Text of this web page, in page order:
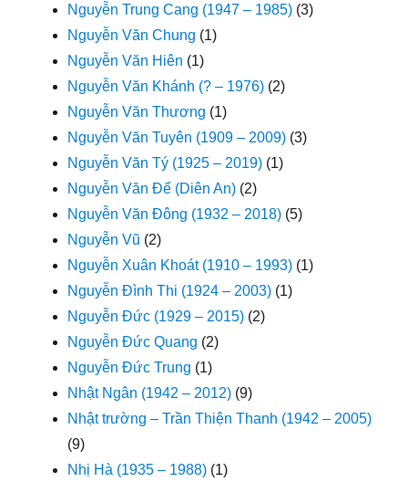
Nguyễn Trung Cang (1947 – 1985) (3)
Nguyễn Văn Chung (1)
Nguyễn Văn Hiên (1)
Nguyễn Văn Khánh (? – 1976) (2)
Nguyễn Văn Thương (1)
Nguyễn Văn Tuyên (1909 – 2009) (3)
Nguyễn Văn Tý (1925 – 2019) (1)
Nguyễn Văn Để (Diên An) (2)
Nguyễn Văn Đông (1932 – 2018) (5)
Nguyễn Vũ (2)
Nguyễn Xuân Khoát (1910 – 1993) (1)
Nguyễn Đình Thi (1924 – 2003) (1)
Nguyễn Đức (1929 – 2015) (2)
Nguyễn Đức Quang (2)
Nguyễn Đức Trung (1)
Nhật Ngân (1942 – 2012) (9)
Nhật trường – Trần Thiện Thanh (1942 – 2005)
(9)
Nhị Hà (1935 – 1988) (1)